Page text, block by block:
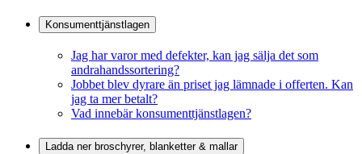
Konsumenttjänstlagen
Jag har varor med defekter, kan jag sälja det som
andrahandssortering?
Jobbet blev dyrare än priset jag lämnade i offerten. Kan
jag ta mer betalt?
Vad innebär konsumenttjänstlagen?
Ladda ner broschyrer, blanketter & mallar